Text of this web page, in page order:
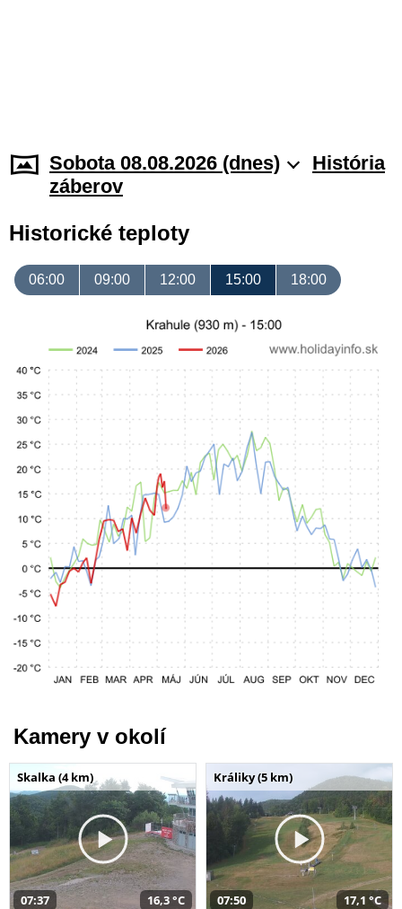
Sobota 08.08.2026 (dnes)
História
záberov
Historické teploty
06:00 09:00 12:00 15:00 18:00
Kamery v okolí
Skalka (4 km)
07:37 16,3 °C
Králiky (5 km)
07:50 17,1 °C